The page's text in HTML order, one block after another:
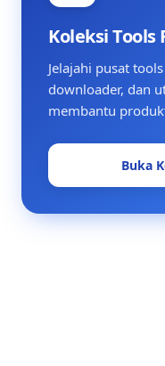
Koleksi Tools
Jelajahi pusat
downloader, dan
membantu
Buka